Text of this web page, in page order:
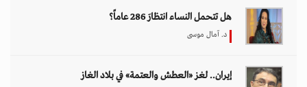
هل تتحمل النساء انتظارَ 286 عاماً؟
د. آمال موسى
إيران.. لغز «العطش والعتمة» في بلاد الغاز